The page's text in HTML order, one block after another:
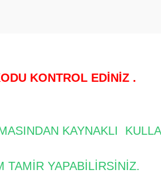
KONTROL EDİNİZ .
KAYNAKLI
TAMİR YAPABİLİRSİNİZ.